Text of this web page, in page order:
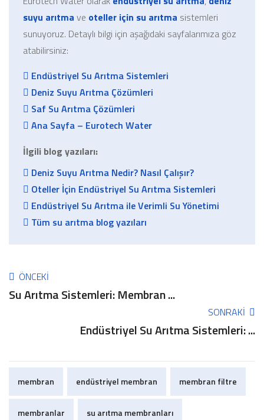
suyu arıtma ve oteller için su arıtma sistemleri
sunuyoruz. Detaylı bilgi için aşağıdaki sayfalarımıza göz
atabilirsiniz:
Endüstriyel Su Arıtma Sistemleri
Deniz Suyu Arıtma Çözümleri
Saf Su Arıtma Çözümleri
Ana Sayfa – Eurotech Water
İlgili blog yazıları:
Deniz Suyu Arıtma Nedir? Nasıl Çalışır?
Oteller İçin Endüstriyel Su Arıtma Sistemleri
Endüstriyel Su Arıtma ile Verimli Su Yönetimi
Tüm su arıtma blog yazıları
ÖNCEKI
Su Arıtma Sistemleri: Membran ...
SONRAKI
Endüstriyel Su Arıtma Sistemleri: ...
membran endüstriyel membran membran filtre
membranlar su arıtma membranları